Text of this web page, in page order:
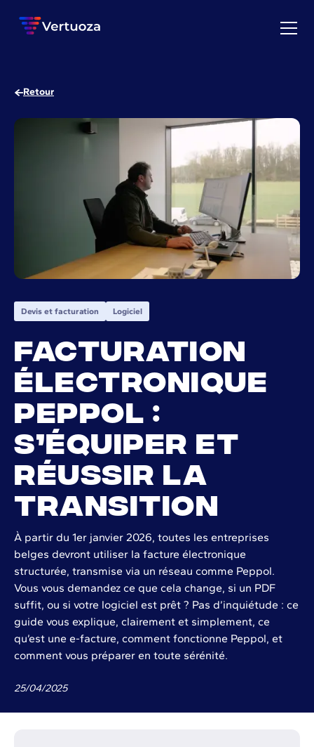
Retour
Devis et facturation Logiciel
Facturation
électronique
Peppol :
s’équiper et
réussir la
transition
À partir du 1er janvier 2026, toutes les entreprises
belges devront utiliser la facture électronique
structurée, transmise via un réseau comme Peppol.
Vous vous demandez ce que cela change, si un PDF
suffit, ou si votre logiciel est prêt ? Pas d’inquiétude : ce
guide vous explique, clairement et simplement, ce
qu’est une e-facture, comment fonctionne Peppol, et
comment vous préparer en toute sérénité.
25/04/2025